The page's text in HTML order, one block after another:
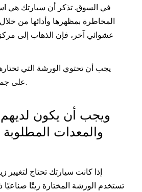
في السوق. تذكر أن سيارتك هي
المخاطرة بمظهرها وأدائها من
عشوائي آخر، فإن الذهاب إلى
يجب أن تحتوي الورشة التي
على جميع قطع الغيار الأصلية.
ويجب أن يكون لديهم
والمعدات المطلوبة
إذا كانت سيارتك تحتاج
تستخدم الورشة المختارة زيتًا صناعيًا